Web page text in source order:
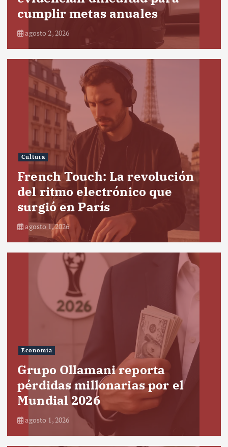
cumplir metas anuales
agosto 2, 2026
Cultura
French Touch: La revolución
del ritmo electrónico que
surgió en París
agosto 1, 2026
Economía
Grupo Ollamani reporta
pérdidas millonarias por el
Mundial 2026
agosto 1, 2026